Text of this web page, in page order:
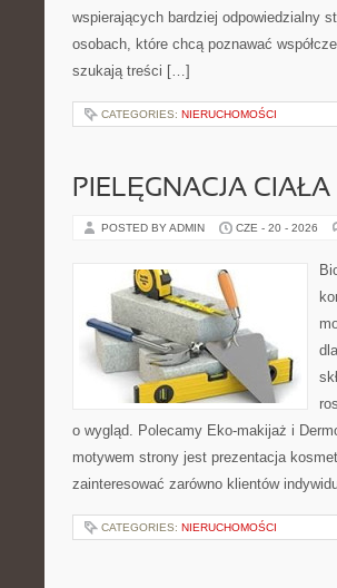
wspierających bardziej odpowiedzialny
osobach, które chcą poznawać
szukają treści […]
CATEGORIES: NIERUCHOMOŚCI
PIELĘGNACJA
POSTED BY ADMIN CZE - 20 - 2026
o wygląd. Polecamy Eko-makijaż i
motywem strony jest prezentacja
zainteresować zarówno klientów
CATEGORIES: NIERUCHOMOŚCI